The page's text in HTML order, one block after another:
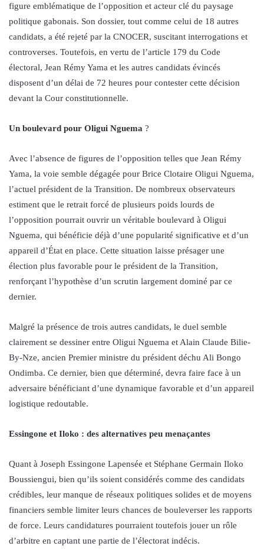
figure emblématique de l’opposition et acteur clé du paysage
politique gabonais. Son dossier, tout comme celui de 18 autres
candidats, a été rejeté par la CNOCER, suscitant interrogations et
controverses. Toutefois, en vertu de l’article 179 du Code
électoral, Jean Rémy Yama et les autres candidats évincés
disposent d’un délai de 72 heures pour contester cette décision
devant la Cour constitutionnelle.
Un boulevard pour Oligui Nguema ?
Avec l’absence de figures de l’opposition telles que Jean Rémy
Yama, la voie semble dégagée pour Brice Clotaire Oligui Nguema,
l’actuel président de la Transition. De nombreux observateurs
estiment que le retrait forcé de plusieurs poids lourds de
l’opposition pourrait ouvrir un véritable boulevard à Oligui
Nguema, qui bénéficie déjà d’une popularité significative et d’un
appareil d’État en place. Cette situation laisse présager une
élection plus favorable pour le président de la Transition,
renforçant l’hypothèse d’un scrutin largement dominé par ce
dernier.
Malgré la présence de trois autres candidats, le duel semble
clairement se dessiner entre Oligui Nguema et Alain Claude Bilie-
By-Nze, ancien Premier ministre du président déchu Ali Bongo
Ondimba. Ce dernier, bien que déterminé, devra faire face à un
adversaire bénéficiant d’une dynamique favorable et d’un appareil
logistique redoutable.
Essingone et Iloko : des alternatives peu menaçantes
Quant à Joseph Essingone Lapensée et Stéphane Germain Iloko
Boussiengui, bien qu’ils soient considérés comme des candidats
crédibles, leur manque de réseaux politiques solides et de moyens
financiers semble limiter leurs chances de bouleverser les rapports
de force. Leurs candidatures pourraient toutefois jouer un rôle
d’arbitre en captant une partie de l’électorat indécis.